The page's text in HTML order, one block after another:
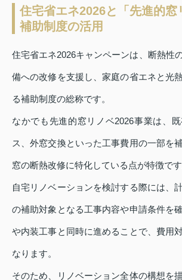
住宅省エネ2026と「先進的窓
補助制度の活用
住宅省エネ2026キャンペーンは、断熱性
備への改修を支援し、家庭の省エネと光
る補助制度の総称です。
なかでも先進的窓リノベ2026事業は、
ス、外窓交換といった工事費用の一部を
窓の断熱改修に特化している点が特徴です
自宅リノベーションを検討する際には、
の補助対象となる工事内容や申請条件を
や内装工事と同時に進めることで、費用
なります。
そのため、リノベーション全体の構想を